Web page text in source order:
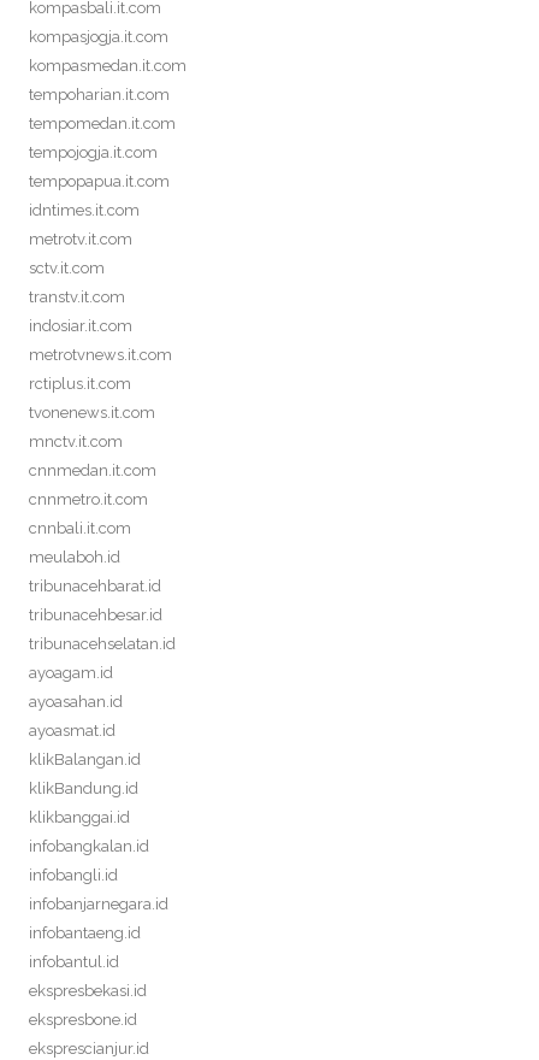
kompasbali.it.com
kompasjogja.it.com
kompasmedan.it.com
tempoharian.it.com
tempomedan.it.com
tempojogja.it.com
tempopapua.it.com
idntimes.it.com
metrotv.it.com
sctv.it.com
transtv.it.com
indosiar.it.com
metrotvnews.it.com
rctiplus.it.com
tvonenews.it.com
mnctv.it.com
cnnmedan.it.com
cnnmetro.it.com
cnnbali.it.com
meulaboh.id
tribunacehbarat.id
tribunacehbesar.id
tribunacehselatan.id
ayoagam.id
ayoasahan.id
ayoasmat.id
klikBalangan.id
klikBandung.id
klikbanggai.id
infobangkalan.id
infobangli.id
infobanjarnegara.id
infobantaeng.id
infobantul.id
ekspresbekasi.id
ekspresbone.id
eksprescianjur.id